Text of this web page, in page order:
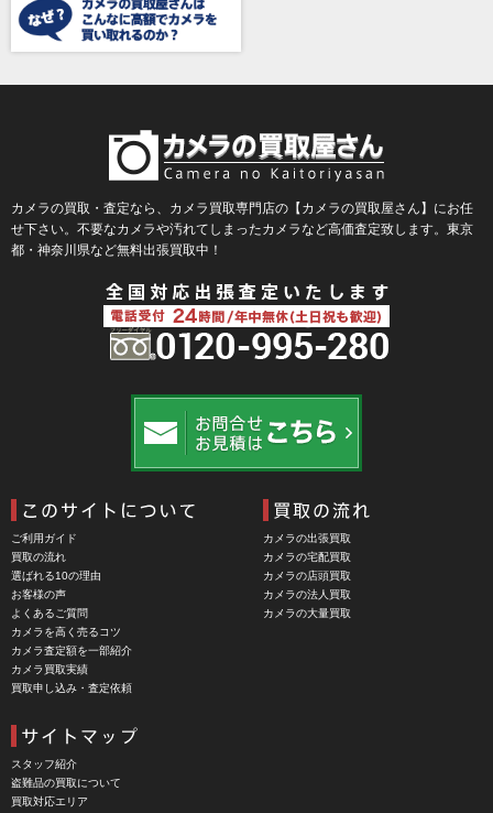
BERGEON（ベルジョン）
Blackmagic Design（ブラックマジックデザイン）
BLACKRAPID （ブラックラピッド）
BLaKPIXEL（ブラックピクセル）
Bokkeh（ボケ）
Bolsey（ボルシー）
BRAUN（ブラウン）
BUFFALO（バッファロー）
Cam Caddie（カムキャディ）
Carhartt（カーハート）
Carl Zeiss Jena（カールツアイスイエナ）
CASIO（カシオ）
CBL Lens（シービーエル）
CHINON（チノン）
CHIYOCA 千代田商会（ちよだしょうかい）
CIESTA（シエスタ）
Cineroid（シネロイド）
CINEVATE （シネベート）
カメラの買取・査定なら、カメラ買取専門店の【カメラの買取屋さん】にお任
せ下さい。不要なカメラや汚れてしまったカメラなど高価査定致します。東京
都・神奈川県など無料出張買取中！
ご利用ガイド
買取の流れ
選ばれる10の理由
お客様の声
よくあるご質問
カメラを高く売るコツ
カメラ査定額を一部紹介
カメラ買取実績
買取申し込み・査定依頼
カメラの出張買取
カメラの宅配買取
カメラの店頭買取
カメラの法人買取
カメラの大量買取
スタッフ紹介
盗難品の買取について
買取対応エリア